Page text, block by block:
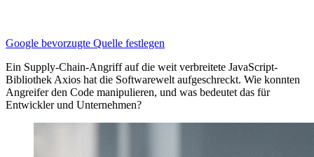
Google bevorzugte Quelle festlegen
Ein Supply-Chain-Angriff auf die weit verbreitete JavaScript-
Bibliothek Axios hat die Softwarewelt aufgeschreckt. Wie konnten
Angreifer den Code manipulieren, und was bedeutet das für
Entwickler und Unternehmen?